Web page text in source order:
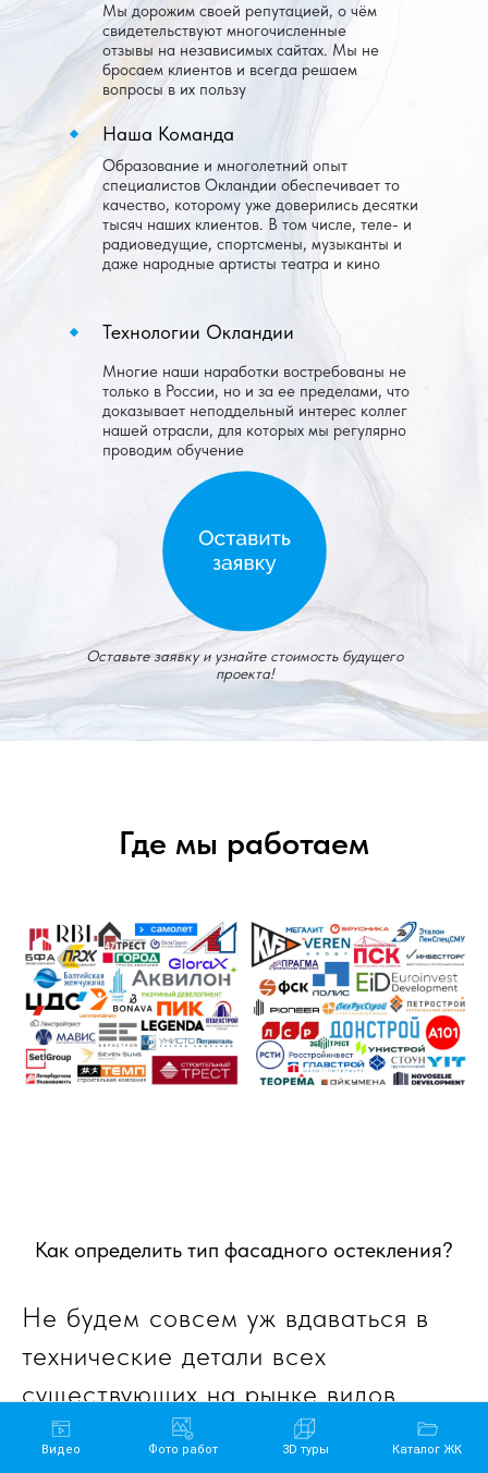
Наша Команда
Образование и многолетний опыт
специалистов Окландии обеспечивает то
качество, которому уже доверились десятки
тысяч наших клиентов. В том числе, теле- и
радиоведущие, спортсмены, музыканты и
даже народные артисты театра и кино
Оставьте заявку и узнайте стоимость будущего
проекта!
Мы дорожим своей репутацией, о чём
свидетельствуют многочисленные
отзывы на независимых сайтах. Мы не
бросаем клиентов и всегда решаем
вопросы в их пользу
Технологии Окландии
Многие наши наработки востребованы не
только в России, но и за ее пределами, что
доказывает неподдельный интерес коллег
нашей отрасли, для которых мы регулярно
проводим обучение
Где мы работаем
Как определить тип фасадного остекления?
Не будем совсем уж вдаваться в
технические детали всех
существующих на рынке видов
фасадного остекления, так как их
Видео Фото работ 3D туры Каталог ЖК